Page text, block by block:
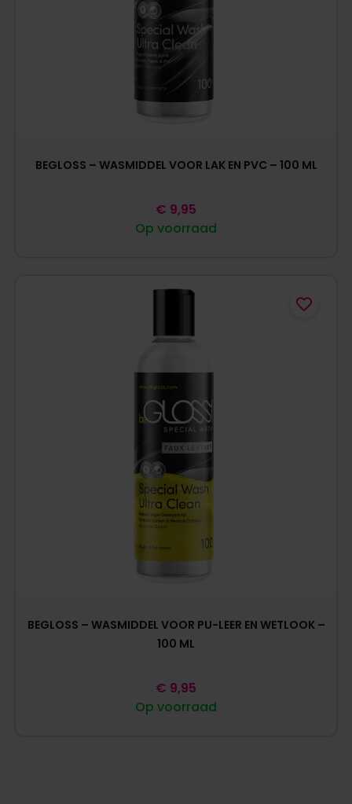
BEGLOSS – WASMIDDEL VOOR LAK EN PVC – 100 ML
Op voorraad
€ 9,95
BEGLOSS – WASMIDDEL VOOR PU-LEER EN WETLOOK –
100 ML
Op voorraad
€ 9,95